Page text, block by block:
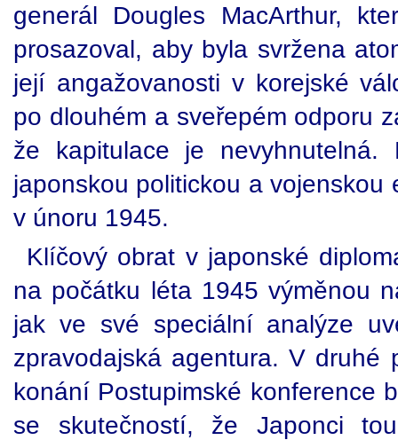
generál Dougles MacArthur,
prosazoval, aby byla svržena
její angažovanosti v korejské
po dlouhém a sveřepém odporu
že kapitulace je nevyhnutelná.
japonskou politickou a vojenskou
v únoru 1945.
Klíčový obrat v japonské
na počátku léta 1945 výměnou
jak ve své speciální analýze
zpravodajská agentura. V druhé
konání Postupimské konference
se skutečností, že Japonci